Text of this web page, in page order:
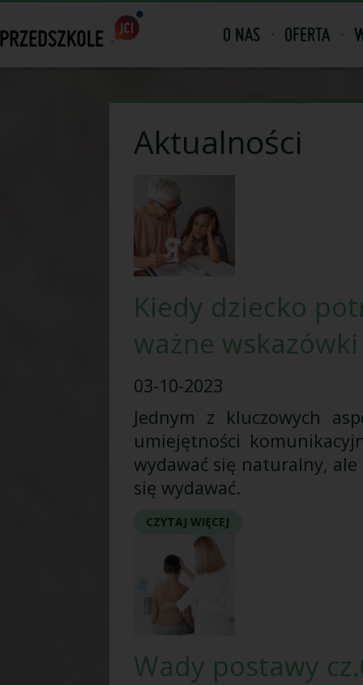
O NAS OFERTA
Aktualności
Kiedy dziecko
ważne
03-10-2023
Jednym z kluczowych
umiejętności
wydawać się naturalny,
się wydawać.
CZYTAJ WIĘCEJ
Wady postawy